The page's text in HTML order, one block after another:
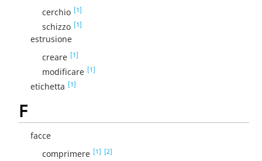
cerchio [1]
schizzo [1]
estrusione
creare [1]
modificare [1]
etichetta [1]
F
facce
comprimere [1] [2]